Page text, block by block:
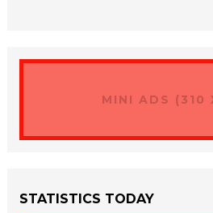
MINI ADS (310
STATISTICS TODAY